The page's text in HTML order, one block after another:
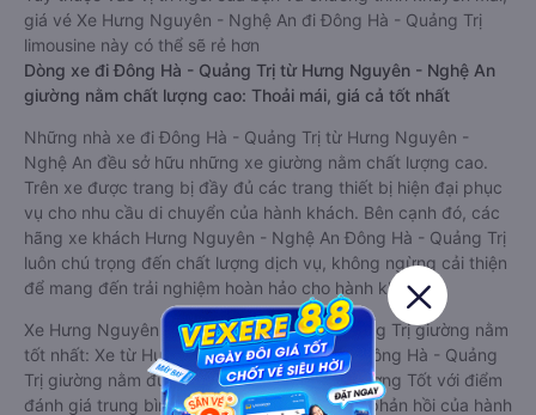
Giá vé xe limousine đi Đông Hà - Quảng Trị từ Hưng Nguyên -
Nghệ Anrẻ nhất là 400000VND của hãng xe Hải Hoàng Gia.
Tùy thuộc vào vị trí ngồi của bạn và chương trình khuyến mãi,
giá vé Xe Hưng Nguyên - Nghệ An đi Đông Hà - Quảng Trị
limousine này có thể sẽ rẻ hơn
Dòng xe đi Đông Hà - Quảng Trị từ Hưng Nguyên - Nghệ An
giường nằm chất lượng cao: Thoải mái, giá cả tốt nhất
Những nhà xe đi Đông Hà - Quảng Trị từ Hưng Nguyên -
Nghệ An đều sở hữu những xe giường nằm chất lượng cao.
Trên xe được trang bị đầy đủ các trang thiết bị hiện đại phục
vụ cho nhu cầu di chuyển của hành khách. Bên cạnh đó, các
hãng xe khách Hưng Nguyên - Nghệ An Đông Hà - Quảng Trị
luôn chú trọng đến chất lượng dịch vụ, không ngừng cải thiện
để mang đến trải nghiệm hoàn hảo cho hành khách.